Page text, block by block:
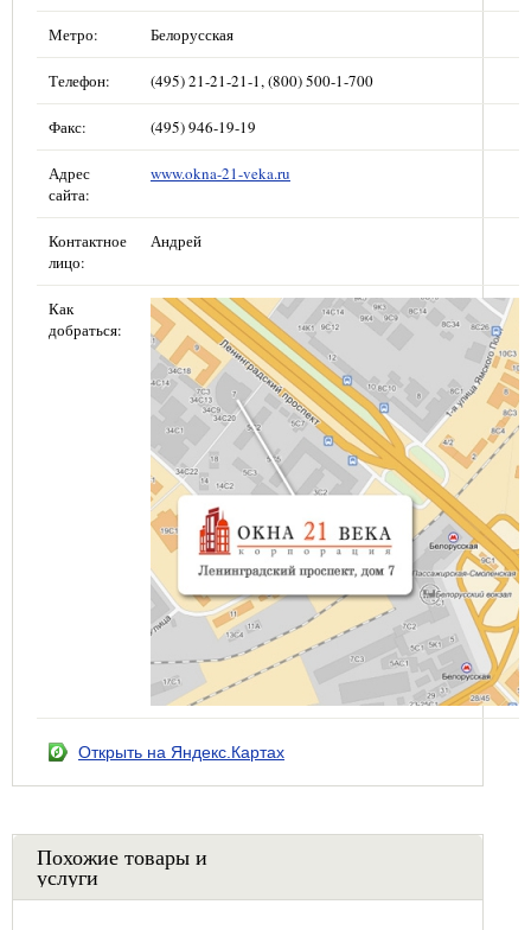
Метро: Белорусская
Телефон: (495) 21-21-21-1, (800) 500-1-700
Факс: (495) 946-19-19
Адрес
сайта:
www.okna-21-veka.ru
Контактное
лицо:
Андрей
Как
добраться:
Открыть на Яндекс.Картах
Похожие товары и
услуги